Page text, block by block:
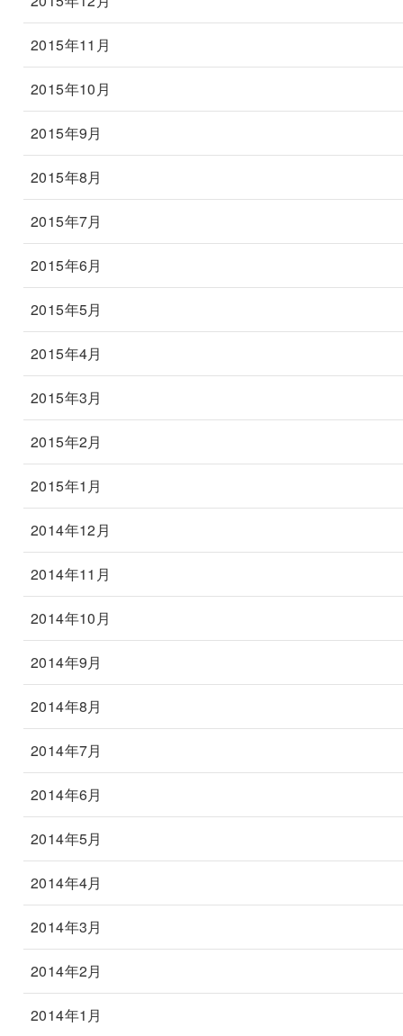
2015年11月
2015年10月
2015年9月
2015年8月
2015年7月
2015年6月
2015年5月
2015年4月
2015年3月
2015年2月
2015年1月
2014年12月
2014年11月
2014年10月
2014年9月
2014年8月
2014年7月
2014年6月
2014年5月
2014年4月
2014年3月
2014年2月
2014年1月